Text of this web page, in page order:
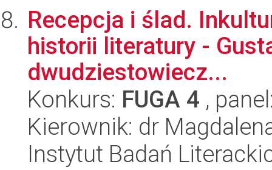
Recepcja i ślad.
historii literatury -
dwudziestowiecz...
Konkurs: FUGA 4 ,
Kierownik: dr
Instytut Badań